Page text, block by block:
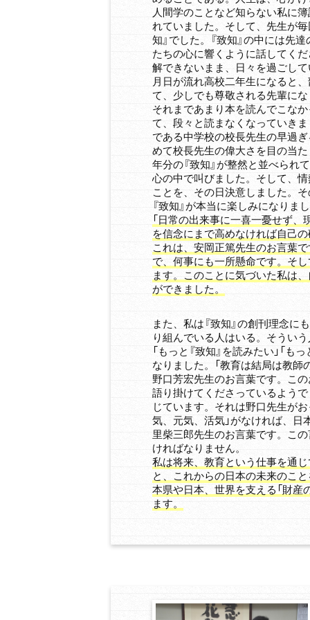
人間学のことなど知らない私に
れていました。そして、先生が
知』でした。『致知』の中には
たちの心に響くように話してく
解できないまま、日々を過ごし
月日が流れ高校二年生になると
て、少しでも尊敬される先輩に
それまであまり本を読んでこな
て、段々と読まなくなっていき
である中学校の校長先生の早過
めて校長先生の偉大さを目の当
年分の『致知』が整然と並べら
心の中で叫びました。そして、
ことを、その日決意しました。
『致知』が本当に楽しみになりま
「日常の出来事に一喜一憂せず
を信念にまで高めなければ自己の
これは、安岡正篤先生のお言葉
で、何事にも一所懸命です。そ
ます。このことに気づいた私は
ができました。
また、私は『致知』の創刊理念
り組んでいる人はいる。そうい
「もっと『致知』を読みたい」「
なりました。「教育は結局は教師
野口芳宏先生のお言葉です。こ
語り掛けてくださっているよう
じています。それは野口先生が
気、元気、活気」がなければ、日
里柴三郎先生のお言葉です。こ
ければなりません。
私は将来、教育という仕事を通
と、これからの日本の未来のこ
本県や日本、世界を支える「財
ます。